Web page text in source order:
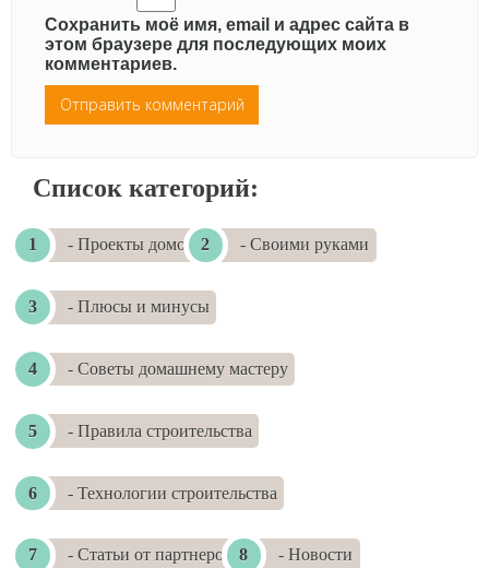
Сохранить моё имя, email и адрес сайта в
этом браузере для последующих моих
комментариев.
Список категорий:
- Проекты домов - Своими руками
- Плюсы и минусы
- Советы домашнему мастеру
- Правила строительства
- Технологии строительства
- Статьи от партнеров - Новости